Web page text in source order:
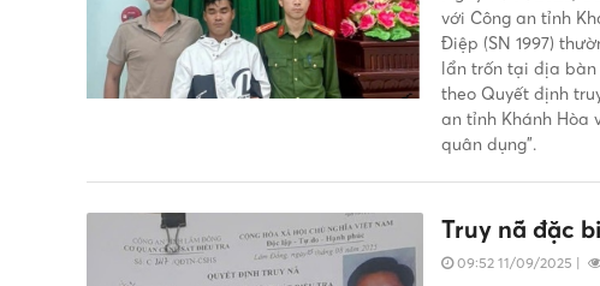
với Công an tỉnh
Điệp (SN 1997)
lẩn trốn tại địa bàn
theo Quyết định
an tỉnh Khánh Hòa
quân dụng”.
Truy nã đặc
09:52 11/09/2025 |